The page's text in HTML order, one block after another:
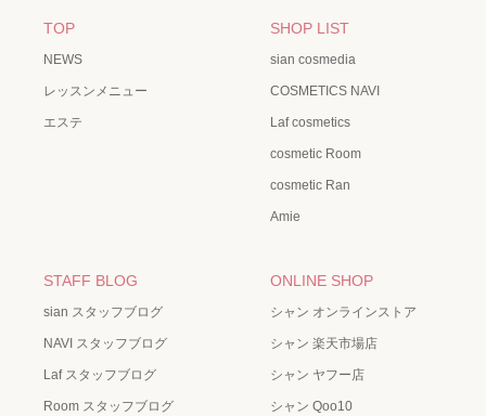
TOP
NEWS
レッスンメニュー
エステ
SHOP LIST
sian cosmedia
COSMETICS NAVI
Laf cosmetics
cosmetic Room
cosmetic Ran
Amie
STAFF BLOG
sian スタッフブログ
NAVI スタッフブログ
Laf スタッフブログ
Room スタッフブログ
ONLINE SHOP
シャン オンラインストア
シャン 楽天市場店
シャン ヤフー店
シャン Qoo10